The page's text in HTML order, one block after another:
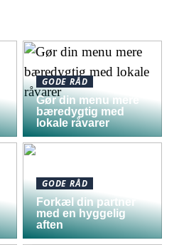
GODE RÅD
Gør din menu mere
bæredygtig med
lokale råvarer
GODE RÅD
Forkæl din partner
med en hyggelig
aften